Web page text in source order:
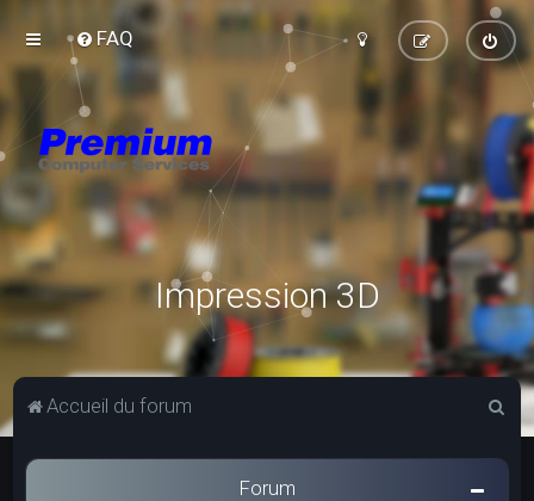
FAQ
Impression 3D
Accueil du forum
c
Forum